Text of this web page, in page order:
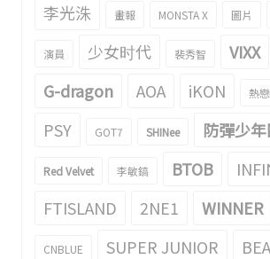
李光洙 畫報 MONSTA X 圖片
演員 少女时代 裴秀智 VIXX
G-dragon AOA iKON 熱戀
PSY
GOT7 SHINee 防彈少
Red Velvet 李敏鎬 BTOB
FTISLAND
2NE1 WINNER
CNBLUE SUPER JUNIOR